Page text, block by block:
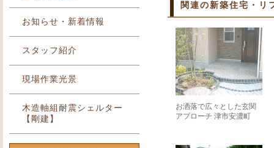
関連の新築住宅・リ
お洒落で広々とした玄関
アプローチ 津市安濃町
お知らせ・新着情報
スタッフ紹介
現場作業光景
木造軸組耐震シェルター
【剛建】